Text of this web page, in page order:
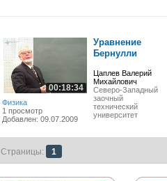
00:18:34
Физика
1 просмотр
Добавлен: 09.07.2009
Уравнение
Бернулли
Цаплев Валерий
Михайлович
Северо-Западный
заочный
технический
университет
Страницы: 1